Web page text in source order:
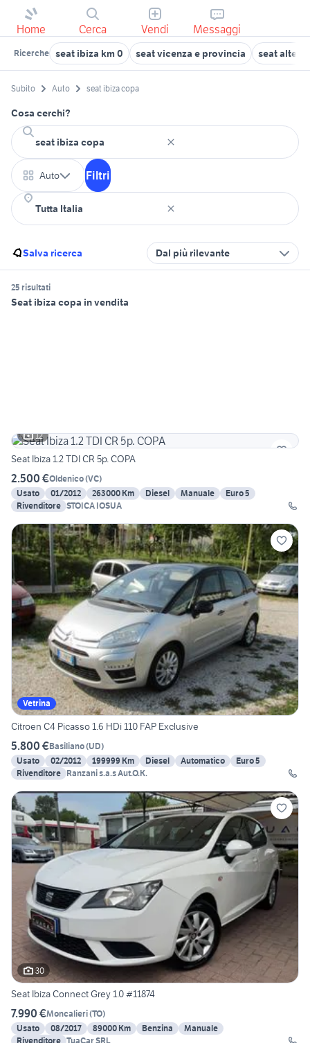
Home Cerca Vendi Messaggi
Ricerche seat ibiza km 0 seat vicenza e provincia seat altea
Subito Auto seat ibiza copa
Cosa cerchi?
Auto Filtri
Salva ricerca Dal più rilevante
25 risultati
Seat ibiza copa in vendita
12
Seat Ibiza 1.2 TDI CR 5p. COPA
2.500 €Oldenico(VC)
Usato
01/2012 263000 Km Diesel Manuale
Euro 5
Rivenditore STOICA IOSUA
Vetrina
Citroen C4 Picasso 1.6 HDi 110 FAP Exclusive
5.800 €Basiliano(UD)
Usato
02/2012 199999 Km Diesel Automatico
Euro 5
Rivenditore Ranzani s.a.s Aut.O.K.
30
Seat Ibiza Connect Grey 1.0 #11874
7.990 €Moncalieri(TO)
Usato
08/2017 89000 Km Benzina
Manuale
Rivenditore TuaCar SRL